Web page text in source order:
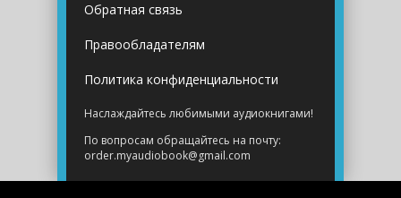
Обратная связь
Правообладателям
Политика конфиденциальности
Наслаждайтесь любимыми аудиокнигами!
По вопросам обращайтесь на почту:
order.myaudiobook@gmail.com